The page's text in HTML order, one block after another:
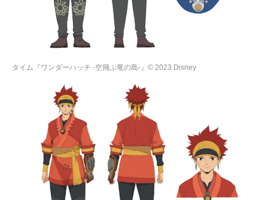
タイム『ワンダーハッチ -空飛ぶ竜の島-』© 2023 Disney